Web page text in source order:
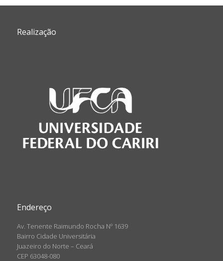
Realização
Endereço
Av. Tenente Raimundo Rocha Nº 1639
Bairro Cidade Universitária
Juazeiro do Norte – Ceará
CEP 63048-080